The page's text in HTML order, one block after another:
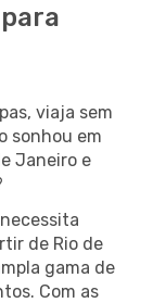
viaja sem
sonhou em
Janeiro e
de Rio de
gama de
Com as